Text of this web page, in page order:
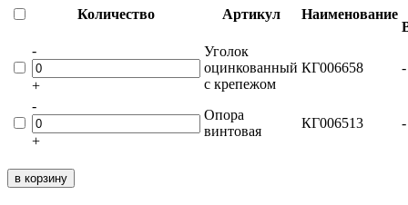
Количество Артикул
Наименование
-
+
Уголок
оцинкованный
с крепежом
КГ006658 -
-
+
Опора
винтовая
КГ006513 -
в корзину